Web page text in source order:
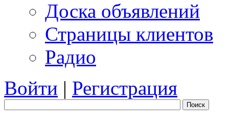
Доска объявлений
Страницы клиентов
Радио
Войти | Регистрация
Поиск